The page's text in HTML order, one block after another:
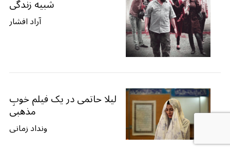
شبیه زندگی
آراد افشار
لیلا حاتمی در یک فیلم خوبِ
مذهبی
ونداد زمانی